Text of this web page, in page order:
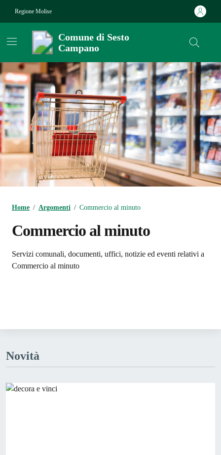
Regione Molise
Comune di Sesto
Campano
Contenuti in evidenza
Home / Argomenti / Commercio al minuto
Commercio al minuto
Dettagli dell'argomento
Servizi comunali, documenti, uffici, notizie ed eventi relativi a
Commercio al minuto
Novità